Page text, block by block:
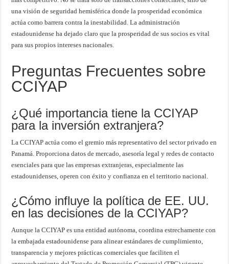
una visión de seguridad hemisférica donde la prosperidad económica
actúa como barrera contra la inestabilidad. La administración
estadounidense ha dejado claro que la prosperidad de sus socios es vital
para sus propios intereses nacionales.
Preguntas Frecuentes sobre
CCIYAP
¿Qué importancia tiene la CCIYAP
para la inversión extranjera?
La CCIYAP actúa como el gremio más representativo del sector privado en
Panamá. Proporciona datos de mercado, asesoría legal y redes de contacto
esenciales para que las empresas extranjeras, especialmente las
estadounidenses, operen con éxito y confianza en el territorio nacional.
¿Cómo influye la política de EE. UU.
en las decisiones de la CCIYAP?
Aunque la CCIYAP es una entidad autónoma, coordina estrechamente con
la embajada estadounidense para alinear estándares de cumplimiento,
transparencia y mejores prácticas comerciales que faciliten el